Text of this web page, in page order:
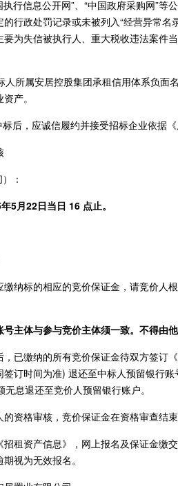
执行信息公开网”、“中国政府采购网”
行政处罚记录或未被列入“经营异常名
为失信被执行人、重大税收违法案件
人所属安居控股集团承租信用体系负面
产。
后，应诚信履约并接受招标企业依据
：
5月22日当日 16 点止。
纳标的相应的竞价保证金，请竞价人
主体与参与竞价主体须一致。不得由
已缴纳的所有竞价保证金待双方签订
订时间为准) 退还至中标人预留银行
息退还至竞价人预留银行账户。
资格审核，竞价保证金在资格审查结
租资产信息》，网上报名及保证金缴
视为无效报名。